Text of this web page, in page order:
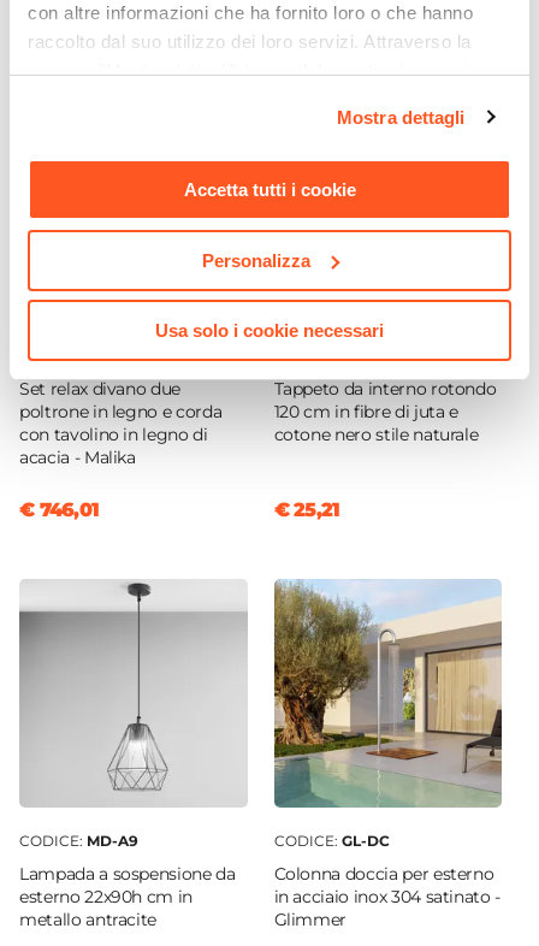
con altre informazioni che ha fornito loro o che hanno
raccolto dal suo utilizzo dei loro servizi. Attraverso la
sezione "Mostra dettagli" è possibile gestire le proprie
momento. Per maggiori informazioni si invita a leggere la
nostraCookie Policy.
Mostra dettagli
Accetta tutti i cookie
Personalizza
Usa solo i cookie necessari
Colore
Righe giallo
Trama
Ø 44 mm
Bracci Di Sostegno
Si
Asta Di Manovra
Inclusa
150 cm
Sezione Barra Frontale
€ 13,01 € 41,00
CODICE:MK-SRA
Set relax divano due
poltrone in legno e corda
con tavolino in legno di
acacia - Malika
€ 746,01
CODICE:TP12NN
Tappeto da interno rotondo
120 cm in fibre di juta e
cotone nero stile naturale
€ 25,21
CODICE: MD-A9
Lampada a sospensione da
esterno 22x90h cm in
metallo antracite
CODICE: GL-DC
Colonna doccia per esterno
in acciaio inox 304 satinato -
Glimmer